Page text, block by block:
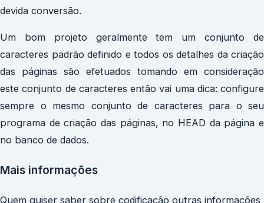
devida conversão.
Um bom projeto geralmente tem um conjunto de
caracteres padrão definido e todos os detalhes da criação
das páginas são efetuados tomando em consideração
este conjunto de caracteres então vai uma dica: configure
sempre o mesmo conjunto de caracteres para o seu
programa de criação das páginas, no HEAD da página e
no banco de dados.
Mais informações
Quem quiser saber sobre codificação outras informações